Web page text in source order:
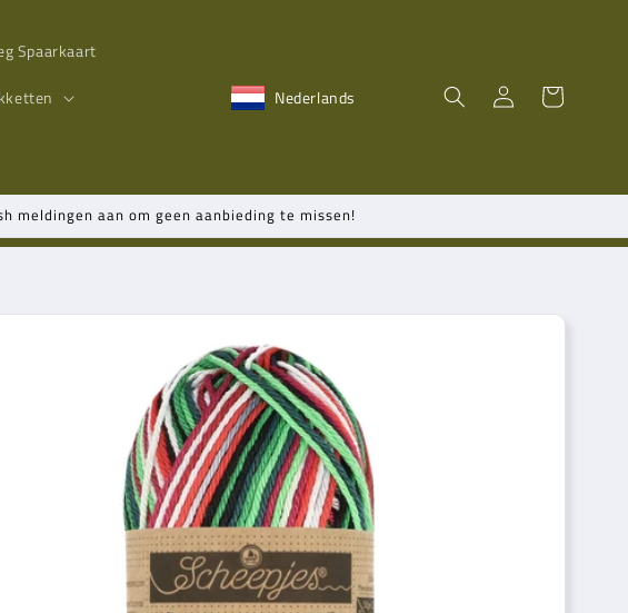
Spaarkaart
Nederlands InloggenWinkelwagen
meldingen aan om geen aanbieding te missen!